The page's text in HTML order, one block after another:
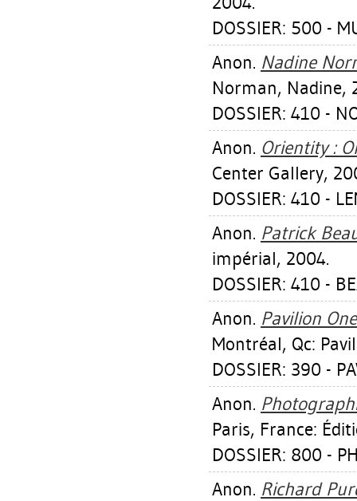
DOSSIER: 500 -
Anon. Nadine
Norman, Nadine,
DOSSIER: 410 -
Anon. Orientity :
Center Gallery,
DOSSIER: 410 -
Anon. Patrick
impérial, 2004.
DOSSIER: 410 -
Anon. Pavilion
Montréal, Qc:
DOSSIER: 390 -
Anon.
Paris, France:
DOSSIER: 800 -
Anon. Richard